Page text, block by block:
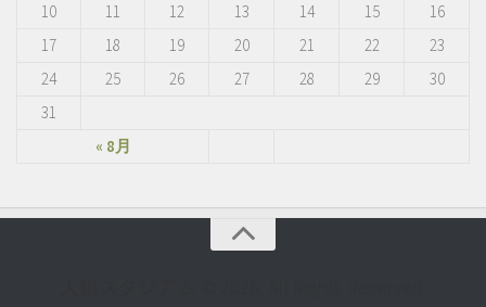
« 8月
10
11 12 13 14 15
16
17
18 19 20 21 22
23
24
25 26 27 28 29
30
31